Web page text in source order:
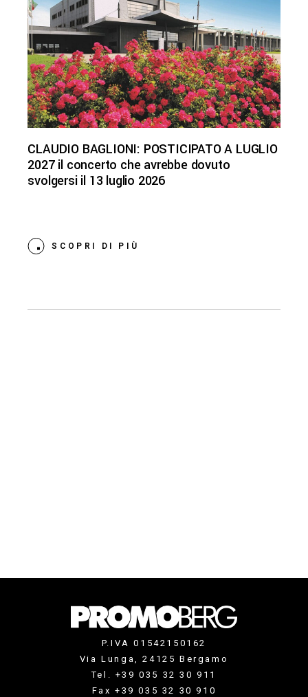
CLAUDIO BAGLIONI: POSTICIPATO A LUGLIO
2027 il concerto che avrebbe dovuto
svolgersi il 13 luglio 2026
SCOPRI DI PIÙ
P.IVA 01542150162
Via Lunga, 24125 Bergamo
Tel. +39 035 32 30 911
Fax +39 035 32 30 910